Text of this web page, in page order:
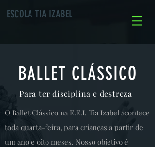
ESCOLA TIA IZABEL
BALLET CLÁSSICO
Para ter disciplina e destreza
O Ballet Clássico na E.E.I. Tia Izabel acontece
toda quarta-feira, para crianças a partir de
um ano e oito meses. Nosso objetivo é